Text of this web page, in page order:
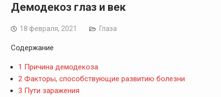
Демодекоз глаз и век
18 февраля, 2021 Глаза
Содержание
1 Причина демодекоза
2 Факторы, способствующие развитию болезни
3 Пути заражения